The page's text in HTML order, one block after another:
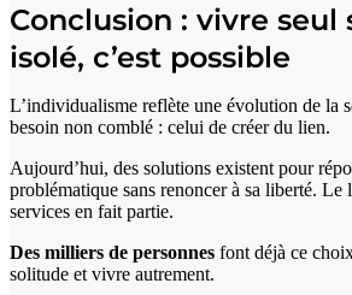
Conclusion : vivre seul
isolé, c’est possible
L’individualisme reflète une évolution de la
besoin non comblé : celui de créer du lien.
Aujourd’hui, des solutions existent pour
problématique sans renoncer à sa liberté. Le
services en fait partie.
Des milliers de personnes font déjà ce
solitude et vivre autrement.